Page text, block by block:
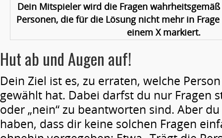
Dein Mitspieler wird die Fragen
Personen, die für die Lösung nicht mehr in
einem X markiert.
Hut ab und Augen auf!
Dein Ziel ist es, zu erraten, welche
gewählt hat. Dabei darfst du nur Fragen
oder „nein“ zu beantworten sind. Aber
haben, dass dir keine solchen Fragen